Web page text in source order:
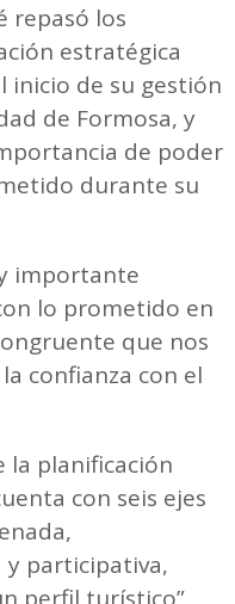
repasó los
estratégica
inicio de su gestión
de Formosa, y
de poder
durante su
importante
lo prometido en
que nos
confianza con el
la planificación
con seis ejes
participativa,
perfil turístico”,